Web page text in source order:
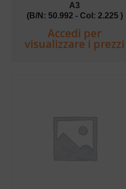
A3
(B/N: 50.992 - Col: 2.225 )
Accedi per
visualizzare i prezzi